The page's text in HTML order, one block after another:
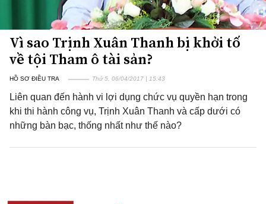
Vì sao Trịnh Xuân Thanh bị khởi tố
về tội Tham ô tài sản?
HỒ SƠ ĐIỀU TRA Thứ 5, 06/04/2017 | 15:43
Liên quan đến hành vi lợi dụng chức vụ quyền hạn trong
khi thi hành công vụ, Trịnh Xuân Thanh và cấp dưới có
những bàn bạc, thống nhất như thế nào?